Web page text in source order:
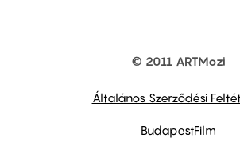
© 2011 ARTMozi
Általános Szerződési
BudapestFilm